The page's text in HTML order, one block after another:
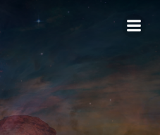
ス
キ